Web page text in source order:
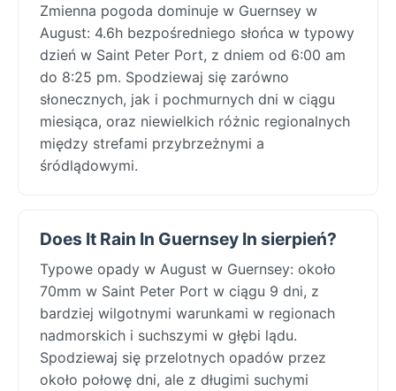
Zmienna pogoda dominuje w Guernsey w
August: 4.6h bezpośredniego słońca w typowy
dzień w Saint Peter Port, z dniem od 6:00 am
do 8:25 pm. Spodziewaj się zarówno
słonecznych, jak i pochmurnych dni w ciągu
miesiąca, oraz niewielkich różnic regionalnych
między strefami przybrzeżnymi a
śródlądowymi.
Does It Rain In Guernsey In sierpień?
Typowe opady w August w Guernsey: około
70mm w Saint Peter Port w ciągu 9 dni, z
bardziej wilgotnymi warunkami w regionach
nadmorskich i suchszymi w głębi lądu.
Spodziewaj się przelotnych opadów przez
około połowę dni, ale z długimi suchymi